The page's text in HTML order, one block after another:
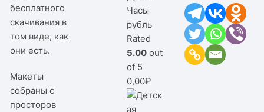
бесплатного
скачивания в
том виде, как
они есть.
Макеты
собраны с
просторов
Часы
рубль
Rated
5.00 out
of 5
0,00₽